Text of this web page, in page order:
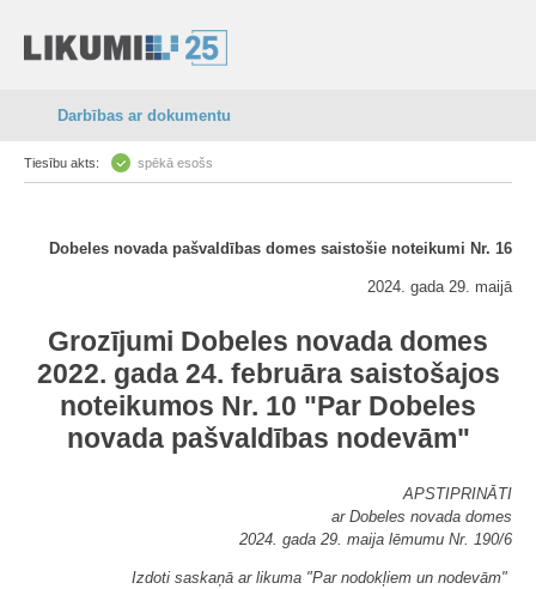
Darbības ar dokumentu
Tiesību akts: spēkā esošs
Dobeles novada pašvaldības domes saistošie noteikumi Nr. 16
2024. gada 29. maijā
Grozījumi Dobeles novada domes
2022. gada 24. februāra saistošajos
noteikumos Nr. 10 "Par Dobeles
novada pašvaldības nodevām"
APSTIPRINĀTI
ar Dobeles novada domes
2024. gada 29. maija lēmumu Nr. 190/6
Izdoti saskaņā ar likuma "Par nodokļiem un nodevām"